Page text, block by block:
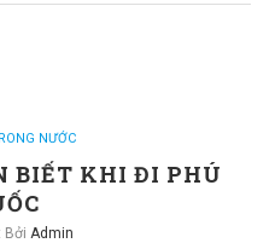
NƯỚC
BIẾT KHI ĐI PHÚ
Bởi Admin